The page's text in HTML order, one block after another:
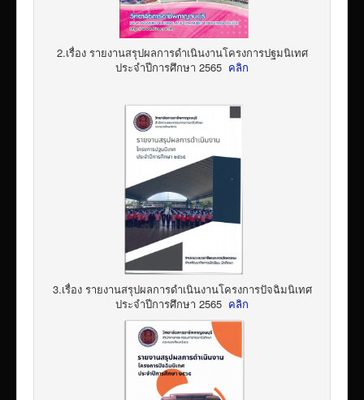
2.เรื่อง รายงานสรุปผลการดำเนินงานโครงการปฐมนิเทศ
ประจำปีการศึกษา 2565 คลิก
3.เรื่อง รายงานสรุปผลการดำเนินงานโครงการปัจฉิมนิเทศ
ประจำปีการศึกษา 2565 คลิก